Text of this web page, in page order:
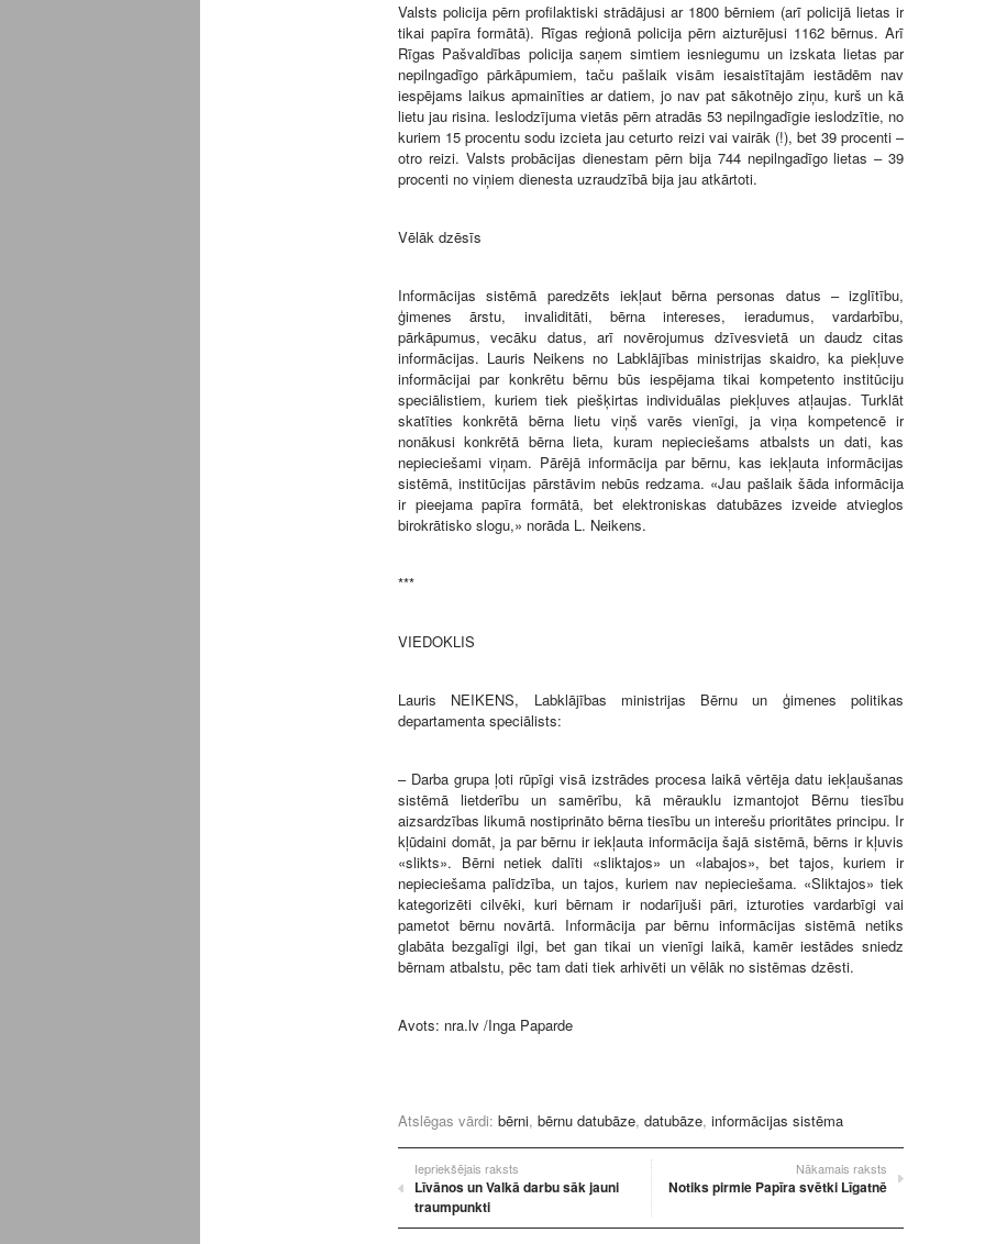
Valsts policija pērn profilaktiski strādājusi ar 1800 bērniem (arī policijā lietas ir
tikai papīra formātā). Rīgas reģionā policija pērn aizturējusi 1162 bērnus. Arī
Rīgas Pašvaldības policija saņem simtiem iesniegumu un izskata lietas par
nepilngadīgo pārkāpumiem, taču pašlaik visām iesaistītajām iestādēm nav
iespējams laikus apmainīties ar datiem, jo nav pat sākotnējo ziņu, kurš un kā
lietu jau risina. Ieslodzījuma vietās pērn atradās 53 nepilngadīgie ieslodzītie, no
kuriem 15 procentu sodu izcieta jau ceturto reizi vai vairāk (!), bet 39 procenti –
otro reizi. Valsts probācijas dienestam pērn bija 744 nepilngadīgo lietas – 39
procenti no viņiem dienesta uzraudzībā bija jau atkārtoti.
Vēlāk dzēsīs
Informācijas sistēmā paredzēts iekļaut bērna personas datus – izglītību,
ģimenes ārstu, invaliditāti, bērna intereses, ieradumus, vardarbību,
pārkāpumus, vecāku datus, arī novērojumus dzīvesvietā un daudz citas
informācijas. Lauris Neikens no Labklājības ministrijas skaidro, ka piekļuve
informācijai par konkrētu bērnu būs iespējama tikai kompetento institūciju
speciālistiem, kuriem tiek piešķirtas individuālas piekļuves atļaujas. Turklāt
skatīties konkrētā bērna lietu viņš varēs vienīgi, ja viņa kompetencē ir
nonākusi konkrētā bērna lieta, kuram nepieciešams atbalsts un dati, kas
nepieciešami viņam. Pārējā informācija par bērnu, kas iekļauta informācijas
sistēmā, institūcijas pārstāvim nebūs redzama. «Jau pašlaik šāda informācija
ir pieejama papīra formātā, bet elektroniskas datubāzes izveide atvieglos
birokrātisko slogu,» norāda L. Neikens.
***
VIEDOKLIS
Lauris NEIKENS, Labklājības ministrijas Bērnu un ģimenes politikas
departamenta speciālists:
– Darba grupa ļoti rūpīgi visā izstrādes procesa laikā vērtēja datu iekļaušanas
sistēmā lietderību un samērību, kā mērauklu izmantojot Bērnu tiesību
aizsardzības likumā nostiprināto bērna tiesību un interešu prioritātes principu. Ir
kļūdaini domāt, ja par bērnu ir iekļauta informācija šajā sistēmā, bērns ir kļuvis
«slikts». Bērni netiek dalīti «sliktajos» un «labajos», bet tajos, kuriem ir
nepieciešama palīdzība, un tajos, kuriem nav nepieciešama. «Sliktajos» tiek
kategorizēti cilvēki, kuri bērnam ir nodarījuši pāri, izturoties vardarbīgi vai
pametot bērnu novārtā. Informācija par bērnu informācijas sistēmā netiks
glabāta bezgalīgi ilgi, bet gan tikai un vienīgi laikā, kamēr iestādes sniedz
bērnam atbalstu, pēc tam dati tiek arhivēti un vēlāk no sistēmas dzēsti.
Avots: nra.lv /Inga Paparde
Atslēgas vārdi: bērni, bērnu datubāze, datubāze, informācijas sistēma
Iepriekšējais raksts
Līvānos un Valkā darbu sāk jauni
traumpunkti
Nākamais raksts
Notiks pirmie Papīra svētki Līgatnē